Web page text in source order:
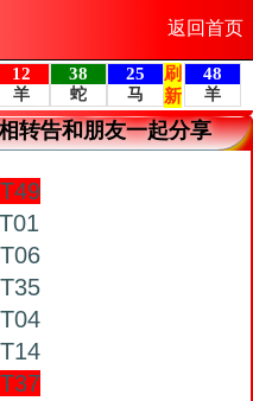
返回首页
转告和朋友一起分享